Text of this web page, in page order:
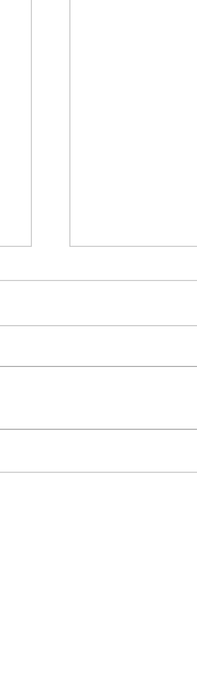
Monterrey